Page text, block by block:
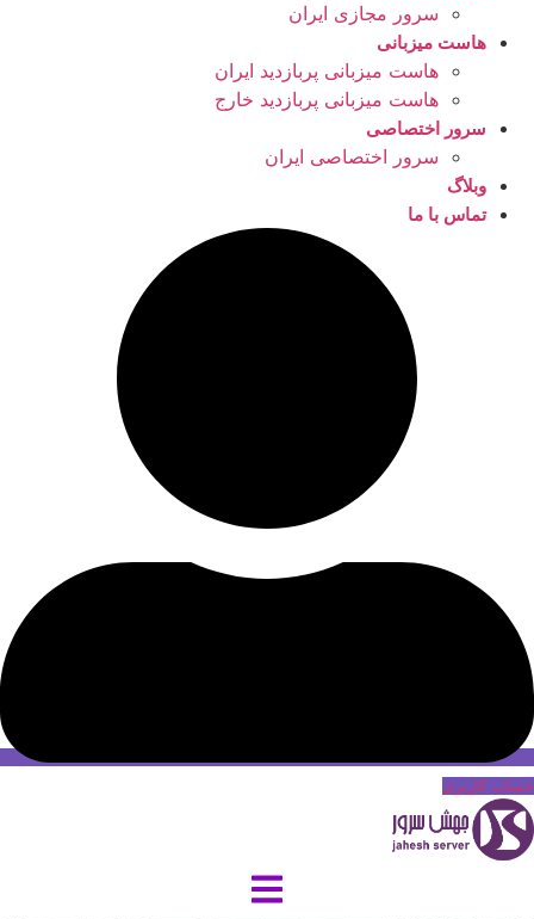
سرور مجازی ایران
هاست میزبانی
هاست میزبانی پربازدید ایران
هاست میزبانی پربازدید خارج
سرور اختصاصی
سرور اختصاصی ایران
وبلاگ
تماس با ما
حساب کاربری